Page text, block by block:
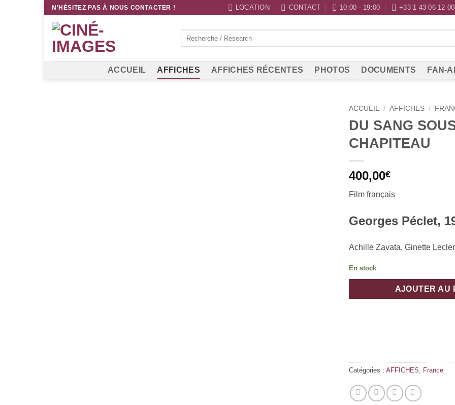
Passer
contenu
N'HÉSITEZ PAS À NOUS CONTACTER ! LOCATION CONTACT 10:00 - 19:00 +33 1 43 06 12 00
ACCUEIL AFFICHES AFFICHES RÉCENTES PHOTOS DOCUMENTS FAN-
ACCUEIL / AFFICHES /
DU SANG
CHAPITEAU
400,00€
Film français
Georges Péclet,
Achille Zavata, Ginette
En stock
AJOUTER AU
Catégories : AFFICHES France